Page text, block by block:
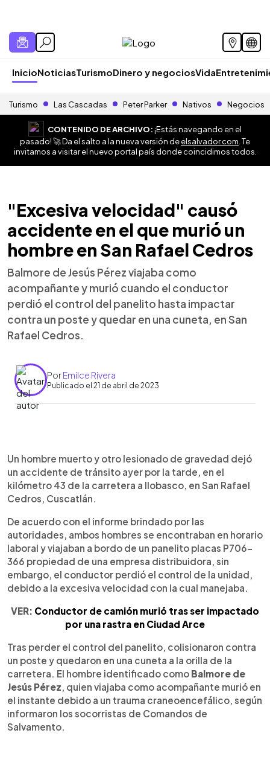
InicioNoticiasTurismoDinero y negociosVida
Turismo Las Cascadas Peter Parker Nativos Negocios
CONTENIDO DE ARCHIVO:¡Estás navegando en el
pasado! 🚀 Da el salto a la nueva versión deelsalvador.com . Te
invitamos a visitar el nuevo portal país donde coincidimos todos.
"Excesiva velocidad" causó
accidente en el que murió un
hombre en San Rafael Cedros
Balmore de Jesús Pérez viajaba como
acompañante y murió cuando el conductor
perdió el control del panelito hasta impactar
contra un poste y quedar en una cuneta, en San
Rafael Cedros.
PorEmilce Rivera
Publicado el 21 de abril de 2023
► Escuchar artículo
Un hombre muerto y otro lesionado de gravedad dejó
un accidente de tránsito ayer por la tarde, en el
kilómetro 43 de la carretera a Ilobasco, en San Rafael
Cedros, Cuscatlán.
De acuerdo con el informe brindado por las
autoridades, ambos hombres se encontraban en horario
laboral y viajaban a bordo de un panelito placas P706-
366 propiedad de una empresa distribuidora, sin
embargo, el conductor perdió el control de la unidad,
debido a la excesiva velocidad con la cual manejaba.
VER: Conductor de camión murió tras ser impactado
por una rastra en Ciudad Arce
Tras perder el control del panelito, colisionaron contra
un poste y quedaron en una cuneta a la orilla de la
carretera. El hombre identificado como Balmore de
Jesús Pérez, quien viajaba como acompañante murió en
el instante debido a un trauma craneoencefálico, según
informaron los socorristas de Comandos de
Salvamento.